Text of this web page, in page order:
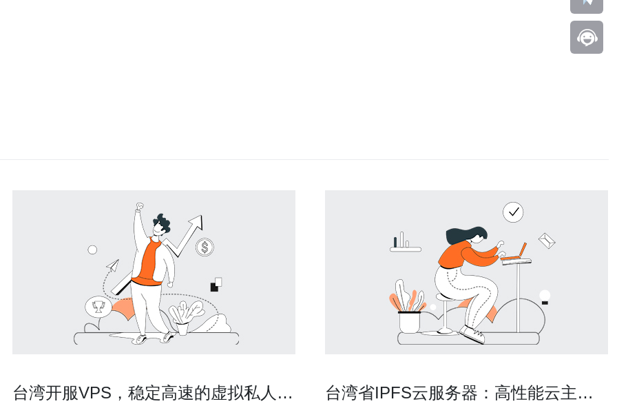
台湾开服VPS，稳定高速的虚拟私人服
台湾省IPFS云服务器：高性能云主机